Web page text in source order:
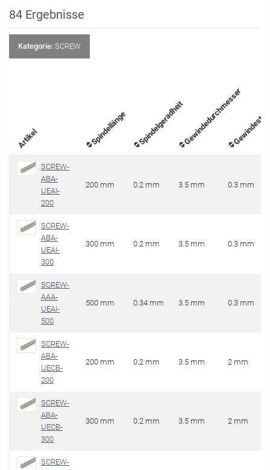
84 Ergebnisse
Kategorie: SCREW
Artikel Spindellänge SpindelgeradheitGewindedurchmesser
SCREW-
ABA-
UEAI-
200
200 mm 0.2 mm 3.5 mm 0.3 mm
SCREW-
ABA-
UEAI-
300
300 mm 0.2 mm 3.5 mm 0.3 mm
SCREW-
AAA-
UEAI-
500
500 mm 0.34 mm 3.5 mm 0.3 mm
SCREW-
ABA-
UECB-
200
200 mm 0.2 mm 3.5 mm 2 mm
SCREW-
ABA-
UECB-
300
300 mm 0.2 mm 3.5 mm 2 mm
SCREW-